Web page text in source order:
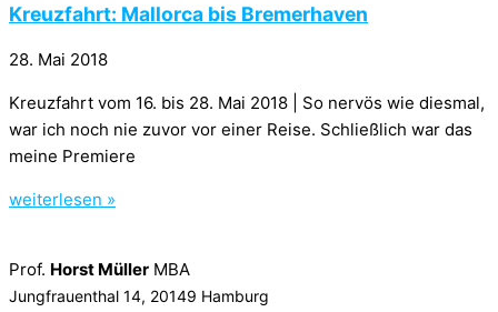
Kreuzfahrt: Mallorca bis Bremerhaven
28. Mai 2018
Kreuzfahrt vom 16. bis 28. Mai 2018 | So nervös wie diesmal,
war ich noch nie zuvor vor einer Reise. Schließlich war das
meine Premiere
weiterlesen »
Prof. Horst Müller MBA
Jungfrauenthal 14, 20149 Hamburg